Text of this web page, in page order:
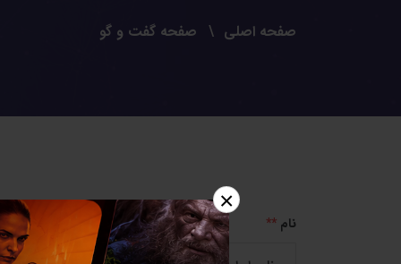
×
صفحه اصلی صفحه گفت و گو
نام **